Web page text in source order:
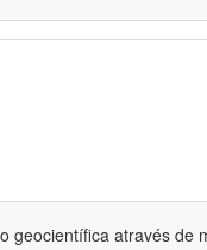
geocientífica através de